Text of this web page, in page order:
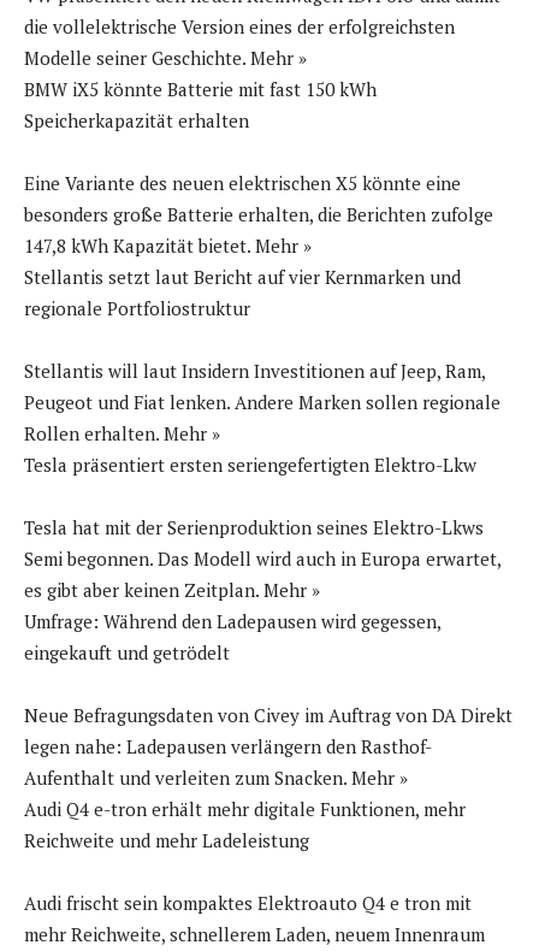
die vollelektrische Version eines der erfolgreichsten
Modelle seiner Geschichte. Mehr »
BMW iX5 könnte Batterie mit fast 150 kWh
Speicherkapazität erhalten
Eine Variante des neuen elektrischen X5 könnte eine
besonders große Batterie erhalten, die Berichten zufolge
147,8 kWh Kapazität bietet. Mehr »
Stellantis setzt laut Bericht auf vier Kernmarken und
regionale Portfoliostruktur
Stellantis will laut Insidern Investitionen auf Jeep, Ram,
Peugeot und Fiat lenken. Andere Marken sollen regionale
Rollen erhalten. Mehr »
Tesla präsentiert ersten seriengefertigten Elektro-Lkw
Tesla hat mit der Serienproduktion seines Elektro-Lkws
Semi begonnen. Das Modell wird auch in Europa erwartet,
es gibt aber keinen Zeitplan. Mehr »
Umfrage: Während den Ladepausen wird gegessen,
eingekauft und getrödelt
Neue Befragungsdaten von Civey im Auftrag von DA Direkt
legen nahe: Ladepausen verlängern den Rasthof-
Aufenthalt und verleiten zum Snacken. Mehr »
Audi Q4 e-tron erhält mehr digitale Funktionen, mehr
Reichweite und mehr Ladeleistung
Audi frischt sein kompaktes Elektroauto Q4 e tron mit
mehr Reichweite, schnellerem Laden, neuem Innenraum